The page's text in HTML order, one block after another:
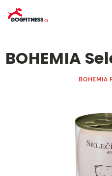
obsah
BOHEMIA
BOHEMIA